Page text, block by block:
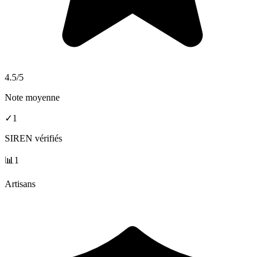
4.5/5
Note moyenne
✓1
SIREN vérifiés
📊 1
Artisans